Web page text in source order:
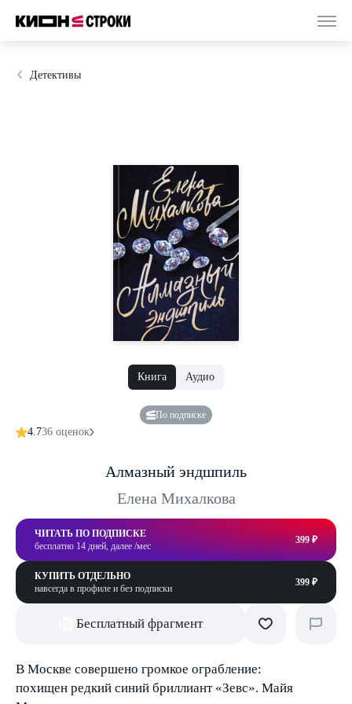
Детективы
Книга Аудио
По подписке
4.736 оценок
Алмазный эндшпиль
Елена Михалкова
ЧИТАТЬ ПО ПОДПИСКЕ
бесплатно 14 дней, далее /мес
399 ₽
КУПИТЬ ОТДЕЛЬНО
навсегда в профиле и без подписки
399 ₽
Бесплатный фрагмент
В Москве совершено громкое ограбление:
похищен редкий синий бриллиант «Зевс». Майя